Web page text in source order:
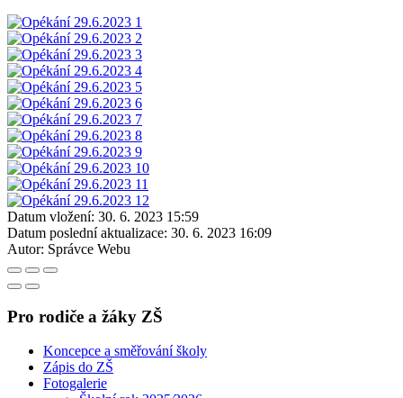
Datum vložení: 30. 6. 2023 15:59
Datum poslední aktualizace: 30. 6. 2023 16:09
Autor: Správce Webu
Pro rodiče a žáky ZŠ
Koncepce a směřování školy
Zápis do ZŠ
Fotogalerie